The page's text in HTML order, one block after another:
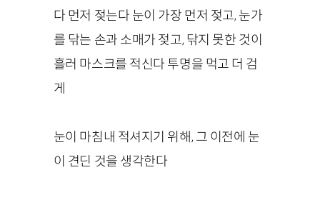
다 먼저 젖는다 눈이 가장 먼저 젖고, 눈가
를 닦는 손과 소매가 젖고, 닦지 못한 것이
흘러 마스크를 적신다 투명을 먹고 더 검
게
눈이 마침내 적셔지기 위해, 그 이전에 눈
이 견딘 것을 생각한다